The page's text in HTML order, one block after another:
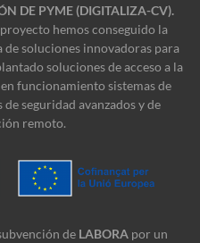
DE PYME (DIGITALIZA-CV).
hemos conseguido la
soluciones innovadoras para
soluciones de acceso a la
funcionamiento sistemas de
seguridad avanzados y de
remoto.
de LABORA por un